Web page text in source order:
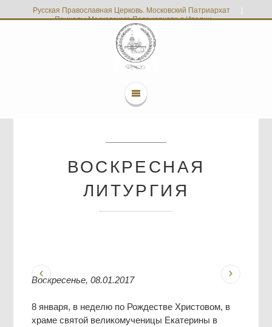
Русская Православная Церковь. Московский Патриархат
Приходы Московского Патриархата в Италии
ВОСКРЕСНАЯ
ЛИТУРГИЯ
Воскресенье, 08.01.2017
8 января, в неделю по Рождестве Христовом, в
храме святой великомученицы Екатерины в